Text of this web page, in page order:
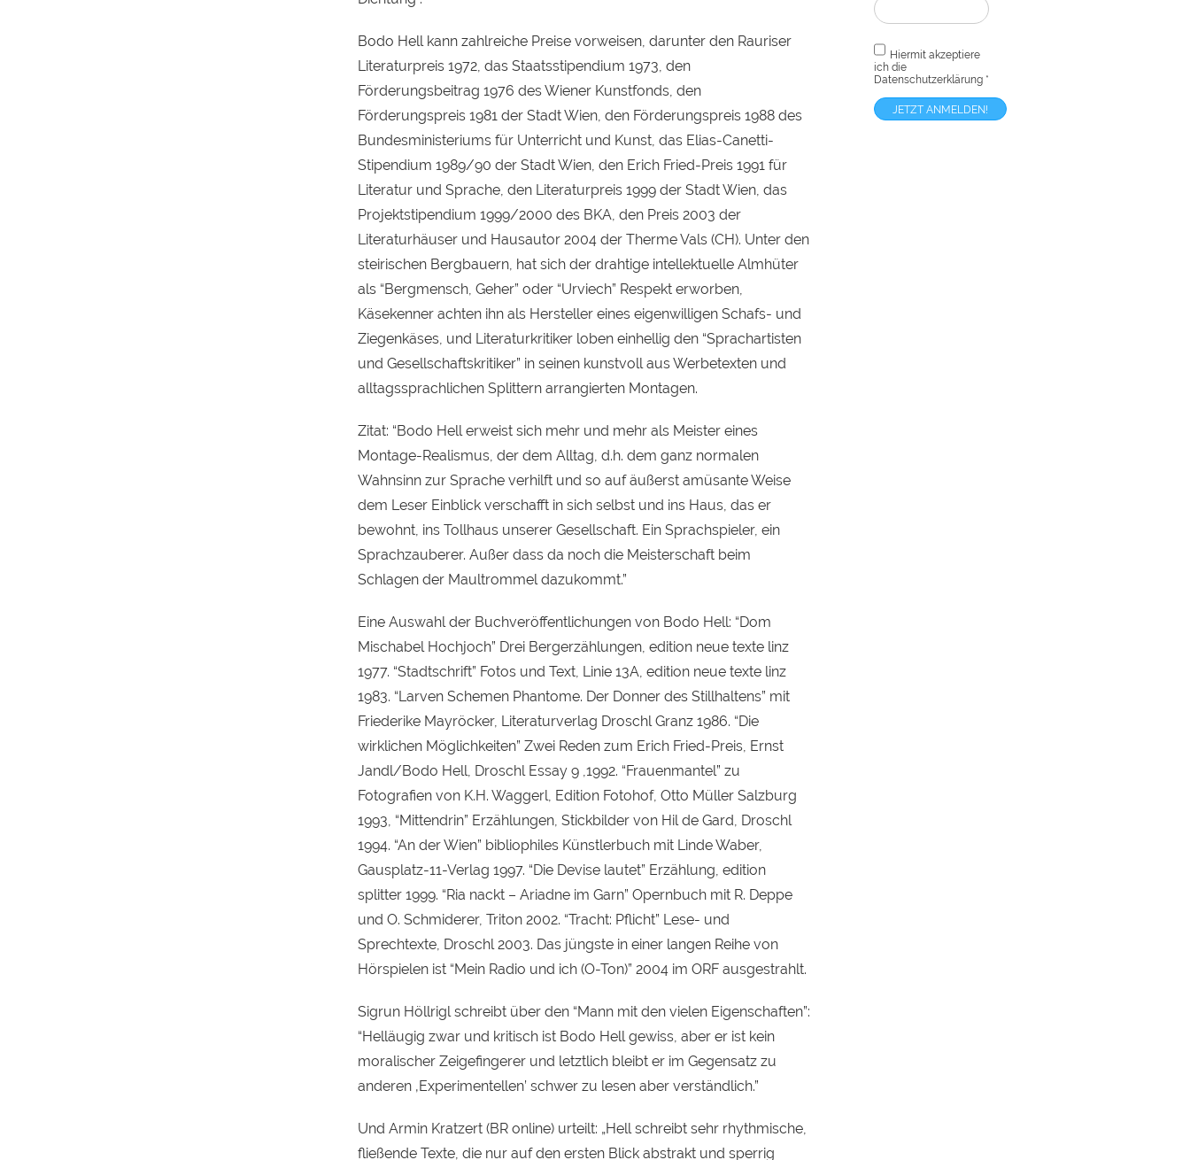
Bodo Hell kann zahlreiche Preise vorweisen, darunter den Rauriser
Literaturpreis 1972, das Staatsstipendium 1973, den
Förderungsbeitrag 1976 des Wiener Kunstfonds, den
Förderungspreis 1981 der Stadt Wien, den Förderungspreis 1988 des
Bundesministeriums für Unterricht und Kunst, das Elias-Canetti-
Stipendium 1989/90 der Stadt Wien, den Erich Fried-Preis 1991 für
Literatur und Sprache, den Literaturpreis 1999 der Stadt Wien, das
Projektstipendium 1999/2000 des BKA, den Preis 2003 der
Literaturhäuser und Hausautor 2004 der Therme Vals (CH). Unter den
steirischen Bergbauern, hat sich der drahtige intellektuelle Almhüter
als “Bergmensch, Geher” oder “Urviech” Respekt erworben,
Käsekenner achten ihn als Hersteller eines eigenwilligen Schafs- und
Ziegenkäses, und Literaturkritiker loben einhellig den “Sprachartisten
und Gesellschaftskritiker” in seinen kunstvoll aus Werbetexten und
alltagssprachlichen Splittern arrangierten Montagen.
Zitat: “Bodo Hell erweist sich mehr und mehr als Meister eines
Montage-Realismus, der dem Alltag, d.h. dem ganz normalen
Wahnsinn zur Sprache verhilft und so auf äußerst amüsante Weise
dem Leser Einblick verschafft in sich selbst und ins Haus, das er
bewohnt, ins Tollhaus unserer Gesellschaft. Ein Sprachspieler, ein
Sprachzauberer. Außer dass da noch die Meisterschaft beim
Schlagen der Maultrommel dazukommt.”
Eine Auswahl der Buchveröffentlichungen von Bodo Hell: “Dom
Mischabel Hochjoch” Drei Bergerzählungen, edition neue texte linz
1977. “Stadtschrift” Fotos und Text, Linie 13A, edition neue texte linz
1983. “Larven Schemen Phantome. Der Donner des Stillhaltens” mit
Friederike Mayröcker, Literaturverlag Droschl Granz 1986. “Die
wirklichen Möglichkeiten” Zwei Reden zum Erich Fried-Preis, Ernst
Jandl/Bodo Hell, Droschl Essay 9 ,1992. “Frauenmantel” zu
Fotografien von K.H. Waggerl, Edition Fotohof, Otto Müller Salzburg
1993, “Mittendrin” Erzählungen, Stickbilder von Hil de Gard, Droschl
1994. “An der Wien” bibliophiles Künstlerbuch mit Linde Waber,
Gausplatz-11-Verlag 1997. “Die Devise lautet” Erzählung, edition
splitter 1999. “Ria nackt – Ariadne im Garn” Opernbuch mit R. Deppe
und O. Schmiderer, Triton 2002. “Tracht: Pflicht” Lese- und
Sprechtexte, Droschl 2003. Das jüngste in einer langen Reihe von
Hörspielen ist “Mein Radio und ich (O-Ton)” 2004 im ORFausgestrahlt.
Sigrun Höllrigl schreibt über den “Mann mit den vielen Eigenschaften”:
“Helläugig zwar und kritisch ist Bodo Hell gewiss, aber er ist kein
moralischer Zeigefingerer und letztlich bleibt er im Gegensatz zu
anderen ‚Experimentellen’ schwer zu lesen aber verständlich.”
Und Armin Kratzert (BR online) urteilt: „Hell schreibt sehr rhythmische,
fließende Texte, die nur auf den ersten Blick abstrakt und sperrig
Hiermit akzeptiere
ich die
Datenschutzerklärung *